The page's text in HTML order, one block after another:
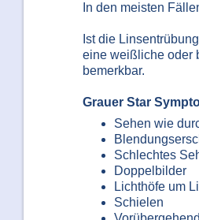
In den meisten
Ist die
eine weißliche oder
bemerkbar.
Grauer Star
Sehen wie
Schlechtes
Doppelbilder
Lichthöfe um
Schielen